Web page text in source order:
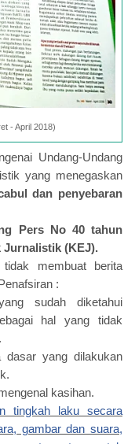
- April 2018)
Undang-Undang
yang menegaskan
dan penyebaran
Pers No 40 tahun
Jurnalistik (KEJ).
membuat berita
:
sudah diketahui
hal yang tidak
dasar yang dilakukan
kasihan.
tingkah laku secara
gambar dan suara,